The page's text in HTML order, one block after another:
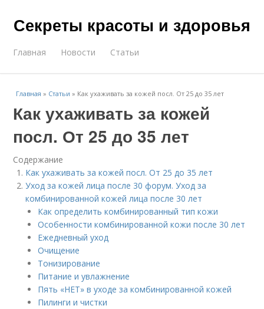
Секреты красоты и здоровья
Главная Новости Статьи
Главная » Статьи » Как ухаживать за кожей посл. От 25 до 35 лет
Как ухаживать за кожей
посл. От 25 до 35 лет
Содержание
Как ухаживать за кожей посл. От 25 до 35 лет
Уход за кожей лица после 30 форум. Уход за
комбинированной кожей лица после 30 лет
Как определить комбинированный тип кожи
Особенности комбинированной кожи после 30 лет
Ежедневный уход
Очищение
Тонизирование
Питание и увлажнение
Пять «НЕТ» в уходе за комбинированной кожей
Пилинги и чистки